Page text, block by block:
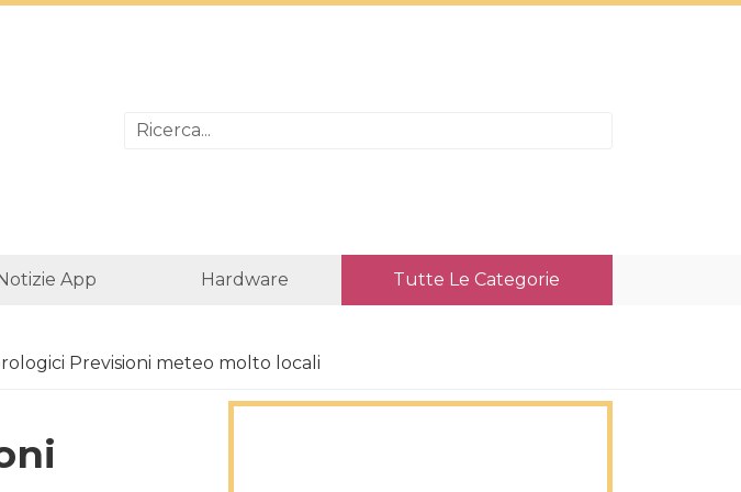
App Hardware Tutte Le Categorie
Previsioni meteo molto locali